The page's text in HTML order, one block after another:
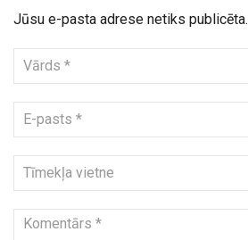
Jūsu e-pasta adrese netiks publicēta.